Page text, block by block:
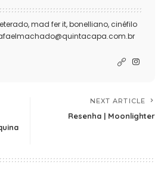
mad fer it, bonelliano, cinéfilo
NEXT ARTICLE
Resenha | Moonlighter